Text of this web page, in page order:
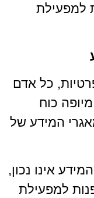
למפעילת
כל אדם
כוח
המידע של
אינו נכון,
למפעילת